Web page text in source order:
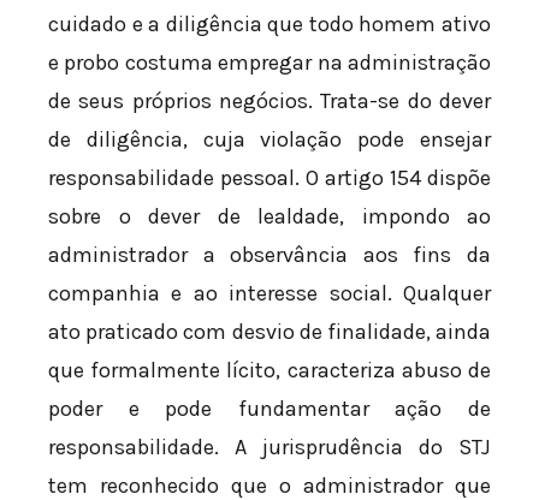
cuidado e a diligência que todo homem ativo
e probo costuma empregar na administração
de seus próprios negócios. Trata-se do dever
de diligência, cuja violação pode ensejar
responsabilidade pessoal. O artigo 154 dispõe
sobre o dever de lealdade, impondo ao
administrador a observância aos fins da
companhia e ao interesse social. Qualquer
ato praticado com desvio de finalidade, ainda
que formalmente lícito, caracteriza abuso de
poder e pode fundamentar ação de
responsabilidade. A jurisprudência do STJ
tem reconhecido que o administrador que